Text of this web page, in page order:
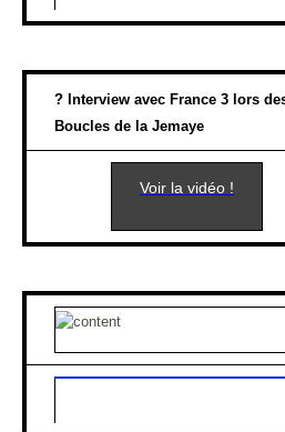
? Interview avec France 3 lors
Boucles de la Jemaye
Voir la vidéo !